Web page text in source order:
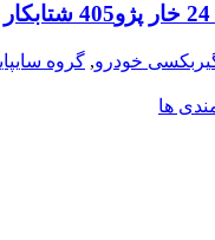
خودرو, گروه
ها